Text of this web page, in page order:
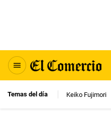
Temas del día Keiko Fujimori